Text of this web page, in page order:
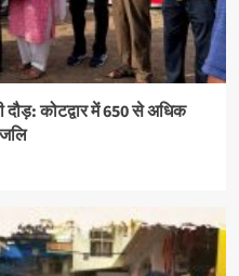
कोटद्वार में 650 से अधिक